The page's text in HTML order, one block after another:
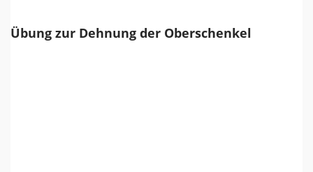
Übung zur Dehnung der Oberschenkel